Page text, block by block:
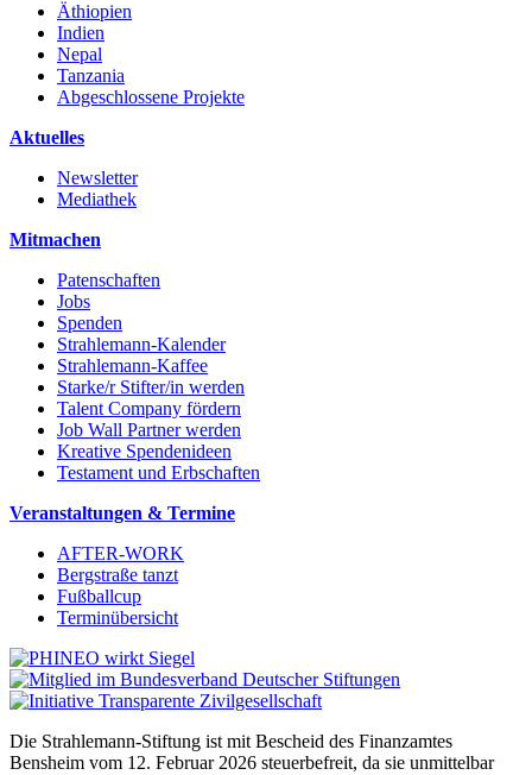
Äthiopien
Indien
Nepal
Tanzania
Abgeschlossene Projekte
Aktuelles
Newsletter
Mediathek
Mitmachen
Patenschaften
Jobs
Spenden
Strahlemann-Kalender
Strahlemann-Kaffee
Starke/r Stifter/in werden
Talent Company fördern
Job Wall Partner werden
Kreative Spendenideen
Testament und Erbschaften
Veranstaltungen & Termine
AFTER-WORK
Bergstraße tanzt
Fußballcup
Terminübersicht
Die Strahlemann-Stiftung ist mit Bescheid des Finanzamtes
Bensheim vom 12. Februar 2026 steuerbefreit, da sie unmittelbar